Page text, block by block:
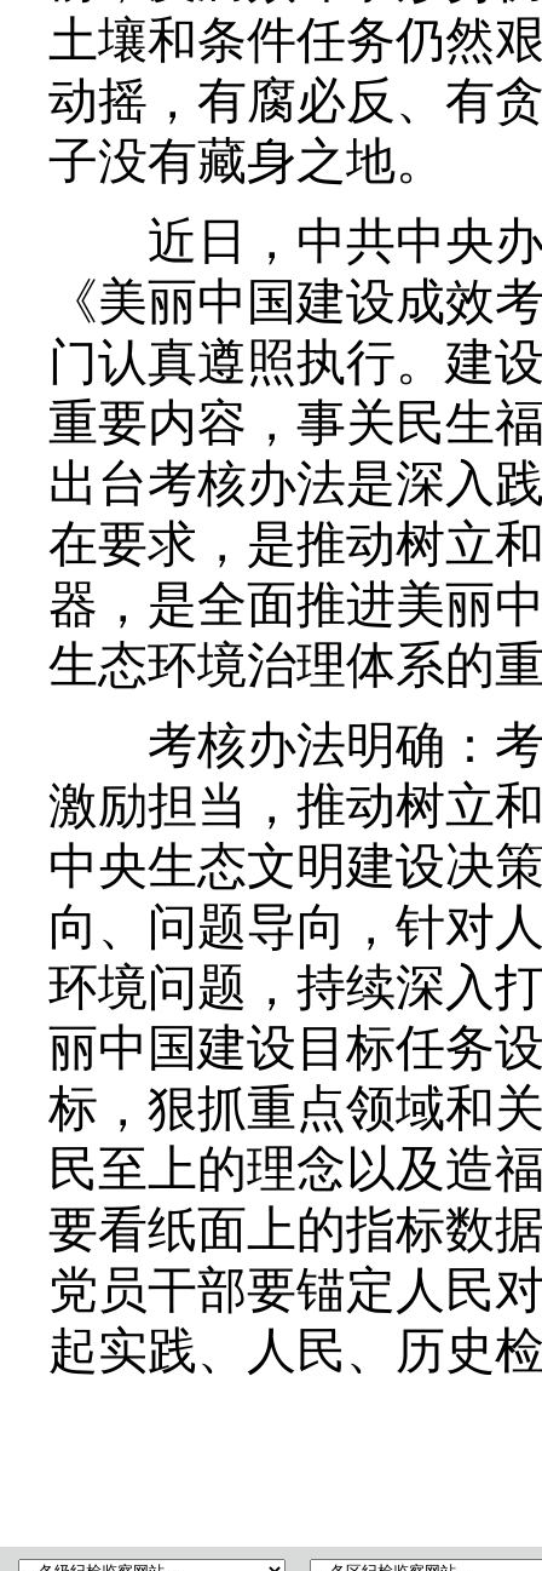
土壤和条件任务仍然
动摇，有腐必反、有
子没有藏身之地。
近日，中共中央办
《美丽中国建设成效
门认真遵照执行。建
重要内容，事关民生
出台考核办法是深入
在要求，是推动树立
器，是全面推进美丽
生态环境治理体系的
考核办法明确：考
激励担当，推动树立
中央生态文明建设决
向、问题导向，针对
环境问题，持续深入
丽中国建设目标任务
标，狠抓重点领域和
民至上的理念以及造
要看纸面上的指标数
党员干部要锚定人民
起实践、人民、历史